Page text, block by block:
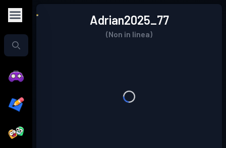
Adrian2025_77
(Non in linea)